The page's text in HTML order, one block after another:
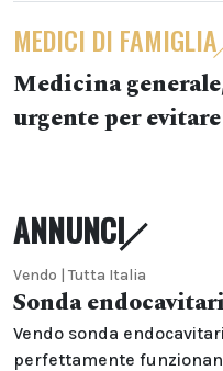
MEDICI DI FAMIGLIA
Medicina
urgente per
ANNUNCI
Vendo | Tutta Italia
Sonda
Vendo sonda
perfettamente